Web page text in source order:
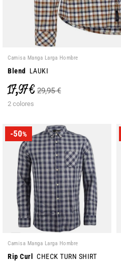
Camisa Manga Larga Hombre
Blend LAUKI
17,97 € 29,95 €
2 colores
-50%
Camisa Manga Larga Hombre
Rip Curl CHECK TURN SHIRT